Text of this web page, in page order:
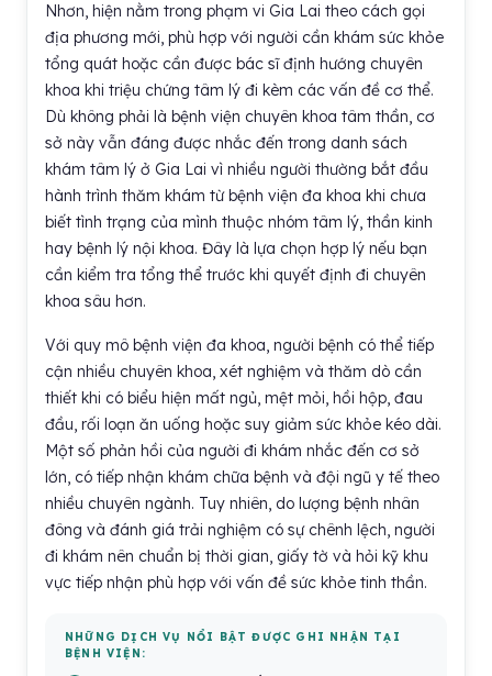
Nhơn, hiện nằm trong phạm vi Gia Lai theo cách gọi
địa phương mới, phù hợp với người cần khám sức khỏe
tổng quát hoặc cần được bác sĩ định hướng chuyên
khoa khi triệu chứng tâm lý đi kèm các vấn đề cơ thể.
Dù không phải là bệnh viện chuyên khoa tâm thần, cơ
sở này vẫn đáng được nhắc đến trong danh sách
khám tâm lý ở Gia Lai vì nhiều người thường bắt đầu
hành trình thăm khám từ bệnh viện đa khoa khi chưa
biết tình trạng của mình thuộc nhóm tâm lý, thần kinh
hay bệnh lý nội khoa. Đây là lựa chọn hợp lý nếu bạn
cần kiểm tra tổng thể trước khi quyết định đi chuyên
khoa sâu hơn.
Với quy mô bệnh viện đa khoa, người bệnh có thể tiếp
cận nhiều chuyên khoa, xét nghiệm và thăm dò cần
thiết khi có biểu hiện mất ngủ, mệt mỏi, hồi hộp, đau
đầu, rối loạn ăn uống hoặc suy giảm sức khỏe kéo dài.
Một số phản hồi của người đi khám nhắc đến cơ sở
lớn, có tiếp nhận khám chữa bệnh và đội ngũ y tế theo
nhiều chuyên ngành. Tuy nhiên, do lượng bệnh nhân
đông và đánh giá trải nghiệm có sự chênh lệch, người
đi khám nên chuẩn bị thời gian, giấy tờ và hỏi kỹ khu
vực tiếp nhận phù hợp với vấn đề sức khỏe tinh thần.
NHỮNG DỊCH VỤ NỔI BẬT ĐƯỢC GHI NHẬN TẠI
BỆNH VIỆN: